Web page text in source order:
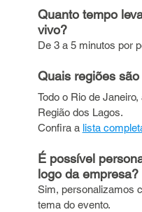
Quanto tempo
vivo?
De 3 a 5 minutos por
Quais regiões
Todo o Rio de
Região dos Lagos.
Confira a lista
É possível
logo da empresa?
Sim, personalizamos
tema do evento.